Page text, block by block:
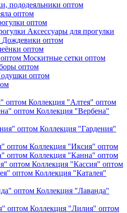
пододеяльники оптом
оптом
оптом
Аксессуары для прогулки
Дождевики оптом
оптом
Москитные сетки оптом
оптом
оптом
Коллекция "Алтея" оптом
Коллекция "Вербена"
Коллекция "Гардения"
Коллекция "Иксия" оптом
Коллекция "Канна" оптом
Коллекция "Кассия" оптом
Коллекция "Каталея"
Коллекция "Лаванда"
Коллекция "Лилия" оптом